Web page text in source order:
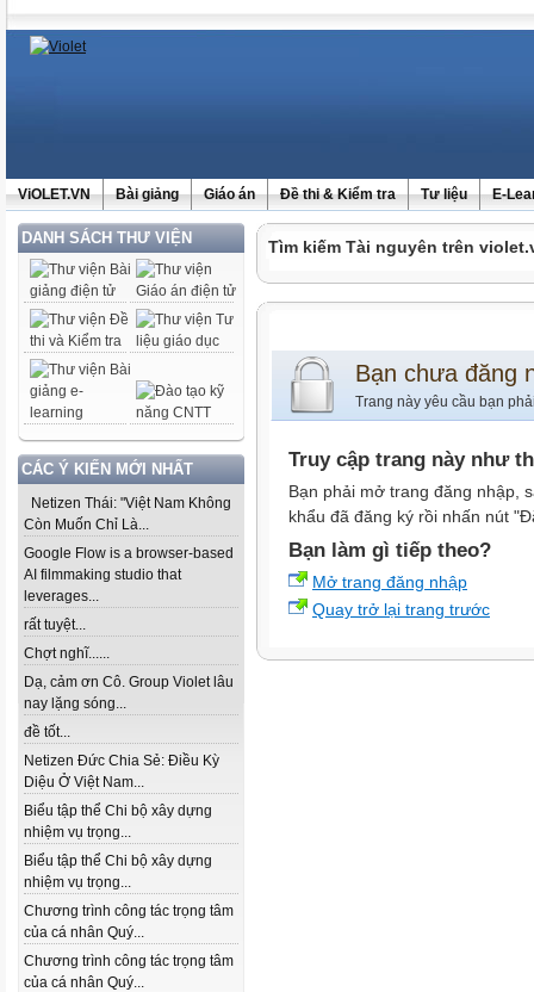
ViOLET.VN Bài giảng Giáo án Đề thi & Kiểm tra Tư liệu E-
DANH SÁCH THƯ VIỆN
CÁC Ý KIẾN MỚI NHẤT
Netizen Thái: "Việt Nam Không
Còn Muốn Chỉ Là...
Google Flow is a browser-based
AI filmmaking studio that
leverages...
rất tuyệt...
Chợt nghĩ......
Dạ, cảm ơn Cô. Group Violet lâu
nay lặng sóng...
đề tốt...
Netizen Đức Chia Sẻ: Điều Kỳ
Diệu Ở Việt Nam...
Biểu tập thể Chi bộ xây dựng
nhiệm vụ trọng...
Biểu tập thể Chi bộ xây dựng
nhiệm vụ trọng...
Chương trình công tác trọng tâm
của cá nhân Quý...
Chương trình công tác trọng tâm
của cá nhân Quý...
Tìm kiếm Tài nguyên trên
Bạn chưa đăng
Trang này yêu cầu bạn
Truy cập trang này như
Bạn phải mở trang đăng nhập,
khẩu đã đăng ký rồi nhấn nút
Bạn làm gì tiếp theo?
Mở trang đăng nhập
Quay trở lại trang trước